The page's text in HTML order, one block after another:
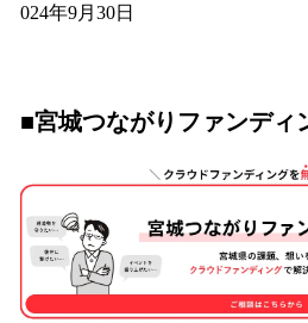
024年9月30日
■宮城つながりファンディ